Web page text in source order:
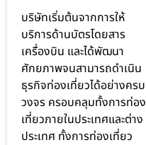
บริษัทเริ่มต้นจากการให้
บริการด้านบัตรโดยสาร
เครื่องบิน และได้พัฒนา
ศักยภาพจนสามารถดำเนิน
ธุรกิจท่องเที่ยวได้อย่างครบ
วงจร ครอบคลุมทั้งการท่อง
เที่ยวภายในประเทศและต่าง
ประเทศ ทั้งการท่องเที่ยว